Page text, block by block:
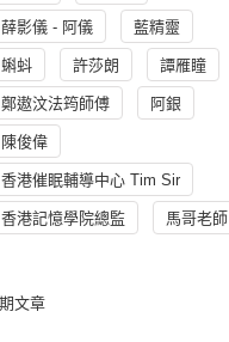
薛影儀 - 阿儀 藍精靈
蝌蚪 許莎朗 譚雁瞳
鄭遨汶法筠師傅 阿銀
陳俊偉
香港催眠輔導中心 Tim Sir
香港記憶學院總監 馬哥老師
文章